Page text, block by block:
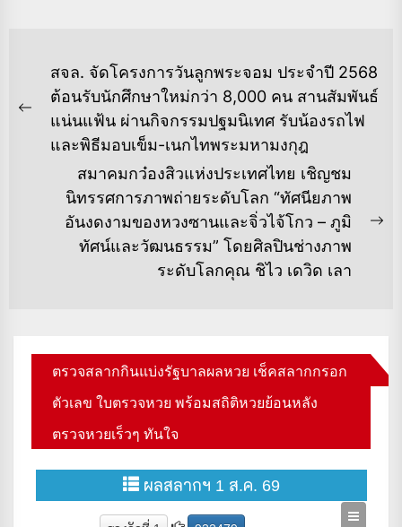
แนะแนว
เรื่อง
Previous
post:
สจล. จัดโครงการวันลูกพระจอม ประจำปี 2568
ต้อนรับนักศึกษาใหม่กว่า 8,000 คน สานสัมพันธ์
แน่นแฟ้น ผ่านกิจกรรมปฐมนิเทศ รับน้องรถไฟ
และพิธีมอบเข็ม-เนกไทพระมหามงกุฎ
สมาคมกว๋องสิวแห่งประเทศไทย เชิญชม
นิทรรศการภาพถ่ายระดับโลก “ทัศนียภาพ
อันงดงามของหวงซานและจิ่วไจ้โกว – ภูมิ
ทัศน์และวัฒนธรรม” โดยศิลปินช่างภาพ
ระดับโลกคุณ ชิไว เดวิด เลา
ตรวจสลากกินแบ่งรัฐบาลผลหวย เช็คสลากกรอก
ตัวเลข ใบตรวจหวย พร้อมสถิติหวยย้อนหลัง
ตรวจหวยเร็วๆ ทันใจ